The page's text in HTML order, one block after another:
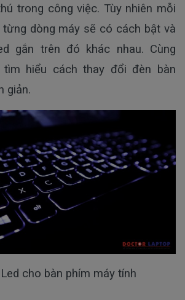
trong công việc. Tùy nhiên mỗi
dòng máy sẽ có cách bật và
gắn trên đó khác nhau. Cùng
tìm hiểu cách thay đổi đèn bàn
giản.
cho bàn phím máy tính